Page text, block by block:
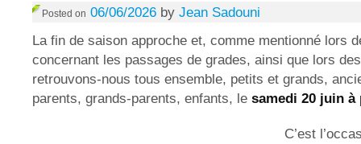
Posted on 06/06/2026 by Jean Sadouni
La fin de saison approche et, comme mentionné lors
concernant les passages de grades, ainsi que lors
retrouvons-nous tous ensemble, petits et grands,
parents, grands-parents, enfants, le samedi 20 juin à
C’est